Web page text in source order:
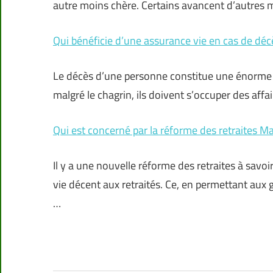
autre moins chère. Certains avancent d’autres
Qui bénéficie d’une assurance vie en cas de
Le décès d’une personne constitue une
malgré le chagrin, ils doivent s’occuper des
Qui est concerné par la réforme des retraites
Il y a une nouvelle réforme des retraites à
vie décent aux retraités. Ce, en permettant aux
…